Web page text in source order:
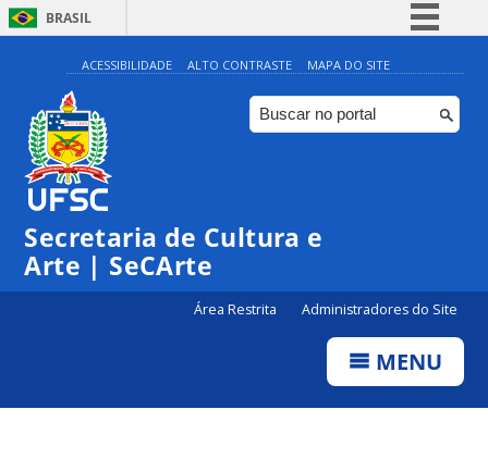
BRASIL
Simplifique!
Comunica BR
Participe
ACESSIBILIDADE ALTO CONTRASTE MAPA DO SITE
Secretaria de Cultura e
Arte | SeCArte
Área Restrita Administradores do Site
MENU